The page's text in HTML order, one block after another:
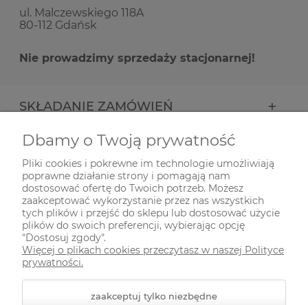
ul. Malczewskiego 118A
80-112 Gdańsk
Nie prowadzimy sprzedaży stacjonarnej!
SKŁADANIE ZAMÓWIEŃ
INFORMACJE
ODWIEDŹ NAS NA
Dbamy o Twoją prywatność
Pliki cookies i pokrewne im technologie umożliwiają
poprawne działanie strony i pomagają nam
dostosować ofertę do Twoich potrzeb. Możesz
zaakceptować wykorzystanie przez nas wszystkich
tych plików i przejść do sklepu lub dostosować użycie
plików do swoich preferencji, wybierając opcję
"Dostosuj zgody".
Więcej o plikach cookies przeczytasz w naszej Polityce
prywatności.
zaakceptuj tylko niezbędne